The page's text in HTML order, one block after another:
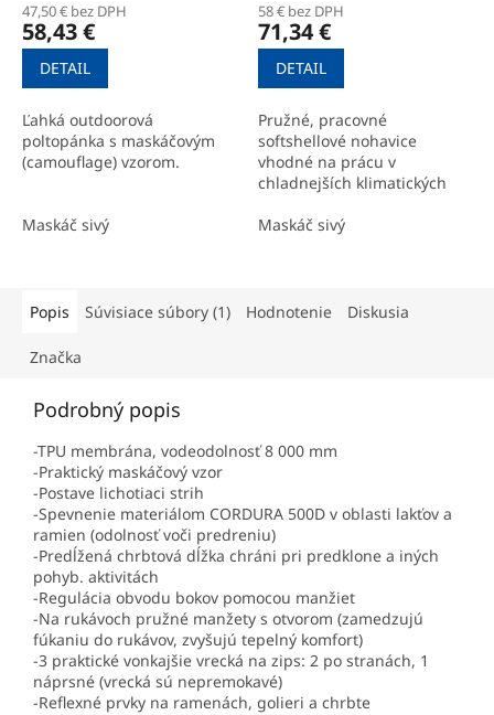
47,50 € bez DPH
58,43 €
DETAIL
Ľahká outdoorová
poltopánka s maskáčovým
(camouflage) vzorom.
Maskáč sivý
58 € bez DPH
71,34 €
DETAIL
Pružné, pracovné
softshellové nohavice
vhodné na prácu v
chladnejších klimatických
Maskáč sivý
Popis Súvisiace súbory (1) Hodnotenie Diskusia
Značka
Podrobný popis
-TPU membrána, vodeodolnosť 8 000 mm
-Praktický maskáčový vzor
-Postave lichotiaci strih
-Spevnenie materiálom CORDURA 500D v oblasti lakťov a
ramien (odolnosť voči predreniu)
-Predĺžená chrbtová dĺžka chráni pri predklone a iných
pohyb. aktivitách
-Regulácia obvodu bokov pomocou manžiet
-Na rukávoch pružné manžety s otvorom (zamedzujú
fúkaniu do rukávov, zvyšujú tepelný komfort)
-3 praktické vonkajšie vrecká na zips: 2 po stranách, 1
náprsné (vrecká sú nepremokavé)
-Reflexné prvky na ramenách, golieri a chrbte